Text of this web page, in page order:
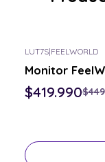
Consulta por el tuyo
LUT7S|FEELWORLD
Monitor
$419.990